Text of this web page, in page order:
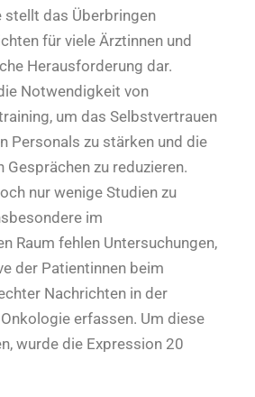
stellt das Überbringen
für viele Ärztinnen und
Herausforderung dar.
Notwendigkeit von
um das Selbstvertrauen
Personals zu stärken und die
zu reduzieren.
nur wenige Studien zu
im
Raum fehlen Untersuchungen,
der Patientinnen beim
Nachrichten in der
erfassen. Um diese
wurde die Expression 20